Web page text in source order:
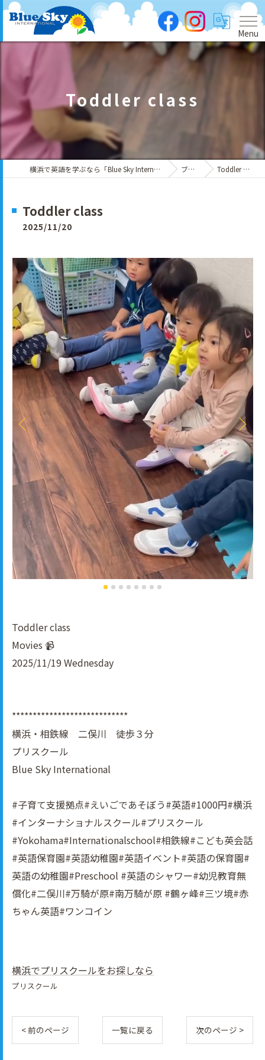
Menu
Toddler class
横浜で英語を学ぶなら「Blue Sky International」 ブログ Toddler class
Toddler class
2025/11/20
Toddler class
Movies 📹
2025/11/19 Wednesday
****************************
横浜・相鉄線 二俣川 徒歩３分
プリスクール
Blue Sky International
#子育て支援拠点#えいごであそぼう#英語#1000円#横浜
#インターナショナルスクール#プリスクール
#Yokohama#Internationalschool#相鉄線#こども英会話
#英語保育園#英語幼稚園#英語イべント#英語の保育園#
英語の幼稚園#Preschool #英語のシャワー#幼児教育無
償化#二俣川#万騎が原#南万騎が原 #鶴ヶ峰#三ツ境#赤
ちゃん英語#ワンコイン
横浜でプリスクールをお探しなら
プリスクール
< 前のページ 一覧に戻る 次のページ >